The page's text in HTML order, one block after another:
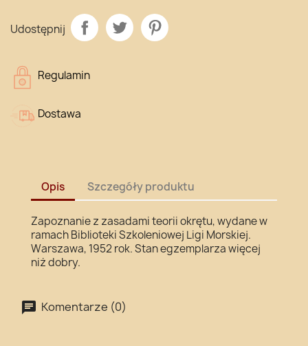
Udostępnij
Regulamin
Dostawa
Opis Szczegóły produktu
Zapoznanie z zasadami teorii okrętu, wydane w
ramach Biblioteki Szkoleniowej Ligi Morskiej.
Warszawa, 1952 rok. Stan egzemplarza więcej
niż dobry.
Komentarze (0)